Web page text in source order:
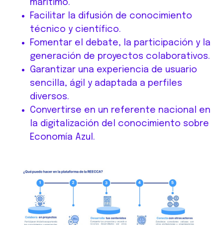
marítimo.
Facilitar la difusión de conocimiento
técnico y científico.
Fomentar el debate, la participación y la
generación de proyectos colaborativos.
Garantizar una experiencia de usuario
sencilla, ágil y adaptada a perfiles
diversos.
Convertirse en un referente nacional en
la digitalización del conocimiento sobre
Economía Azul.